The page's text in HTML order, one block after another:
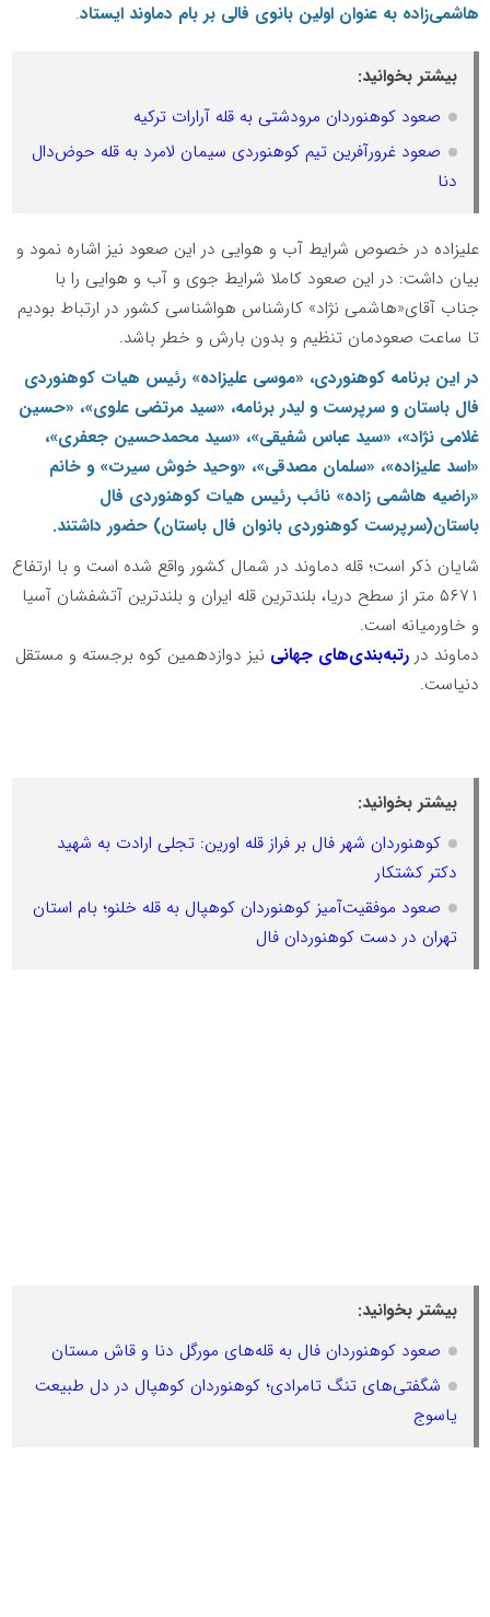
هاشمی‌زاده به عنوان اولین بانوی فالی بر بام دماوند ایستاد.
بیشتر بخوانید:
صعود کوهنوردان مرودشتی به قله آرارات ترکیه
صعود غرورآفرین تیم کوهنوردی سیمان لامرد به قله حوض‌دال
دنا
علیزاده در خصوص شرایط آب و هوایی در این صعود نیز اشاره نمود و
بیان داشت: در این صعود کاملا شرایط جوی و آب و هوایی را با
جناب آقای«هاشمی نژاد» کارشناس هواشناسی کشور در ارتباط بودیم
تا ساعت صعودمان تنظیم و بدون بارش و خطر باشد.
در این برنامه کوهنوردی، «موسی علیزاده» رئیس هیات کوهنوردی
فال باستان و سرپرست و لیدر برنامه، «سید مرتضی علوی»، «حسین
غلامی نژاد»، «سید عباس شفیقی»، «سید محمدحسین جعفری»،
«اسد علیزاده»، «سلمان مصدقی»، «وحید خوش سیرت» و خانم
«راضیه هاشمی زاده» نائب رئیس هیات کوهنوردی فال
باستان(سرپرست کوهنوردی بانوان فال باستان) حضور داشتند.
شایان ذکر است؛ قله دماوند در شمال کشور واقع شده است و با ارتفاع
۵۶۷۱ متر از سطح دریا، بلندترین قله ایران و بلندترین آتشفشان آسیا
و خاورمیانه است.
دماوند دررتبه‌بندی‌های جهانی نیز دوازدهمین کوه برجسته و مستقل
دنیاست.
بیشتر بخوانید:
کوهنوردان شهر فال بر فراز قله اورین: تجلی ارادت به شهید
دکتر کشتکار
صعود موفقیت‌آمیز کوهنوردان کوهپال به قله خلنو؛ بام استان
تهران در دست کوهنوردان فال
بیشتر بخوانید:
صعود کوهنوردان فال به قله‌های مورگل دنا و قاش مستان
شگفتی‌های تنگ تامرادی؛ کوهنوردان کوهپال در دل طبیعت
یاسوج